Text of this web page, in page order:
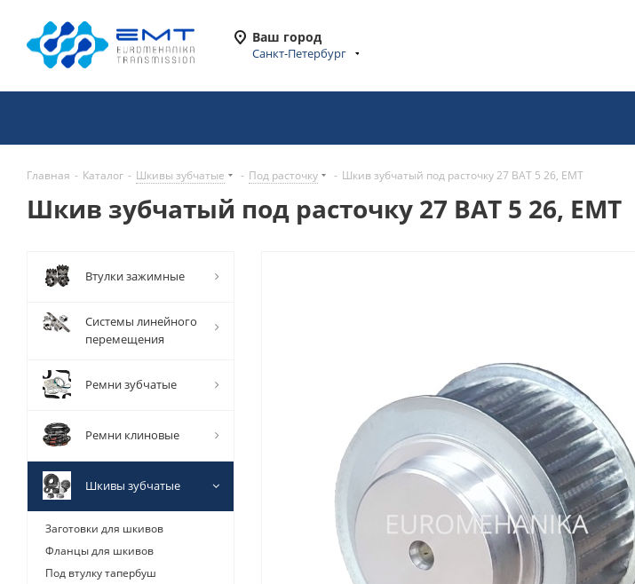
Ваш город
Санкт-Петербург
Главная - Каталог - Шкивы зубчатые - Под расточку - Шкив зубчатый под расточку 27 BAT 5 26, EMT
Шкив зубчатый под расточку 27 BAT 5 26, EMT
Втулки зажимные
Системы линейного
перемещения
Ремни зубчатые
Ремни клиновые
Шкивы зубчатые
Заготовки для шкивов
Фланцы для шкивов
Под втулку тапербуш